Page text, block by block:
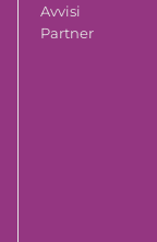
Avvisi
Partner